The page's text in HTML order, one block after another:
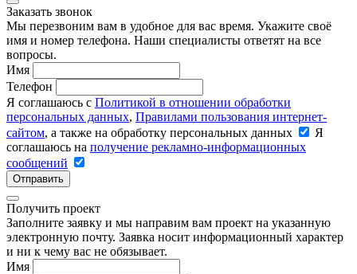
Заказать звонок
Мы перезвоним вам в удобное для вас время. Укажите своё
имя и номер телефона. Наши специалисты ответят на все
вопросы.
Имя
Телефон
Я соглашаюсь с Политикой в отношении обработки
персональных данных, Правилами пользования интернет-
сайтом, а также на обработку персональных данных
Я
соглашаюсь на получение рекламно-информационных
сообщений
Отправить
Получить проект
Заполните заявку и мы направим вам проект на указанную
электронную почту. Заявка носит информационный характер
и ни к чему вас не обязывает.
Имя